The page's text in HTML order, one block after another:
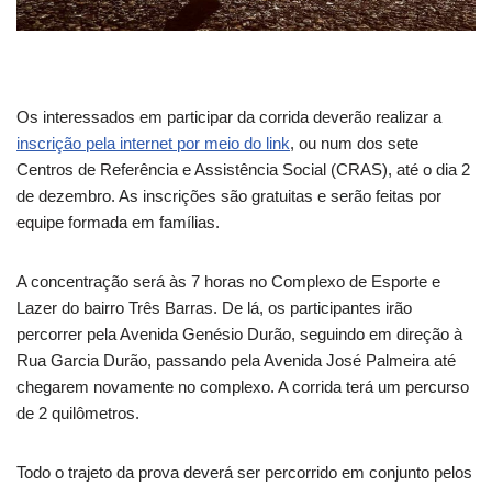
Os interessados em participar da corrida deverão realizar a
inscrição pela internet por meio do link, ou num dos sete
Centros de Referência e Assistência Social (CRAS), até o dia 2
de dezembro. As inscrições são gratuitas e serão feitas por
equipe formada em famílias.
A concentração será às 7 horas no Complexo de Esporte e
Lazer do bairro Três Barras. De lá, os participantes irão
percorrer pela Avenida Genésio Durão, seguindo em direção à
Rua Garcia Durão, passando pela Avenida José Palmeira até
chegarem novamente no complexo. A corrida terá um percurso
de 2 quilômetros.
Todo o trajeto da prova deverá ser percorrido em conjunto pelos